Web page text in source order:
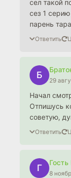
сел такой
сез 1
парень
Ответить
Б
29
Начал
Отпишусь
советую,
Ответить
Г
8